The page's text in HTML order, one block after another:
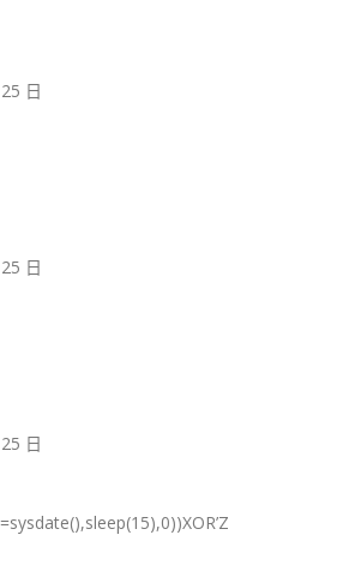
日
日
日